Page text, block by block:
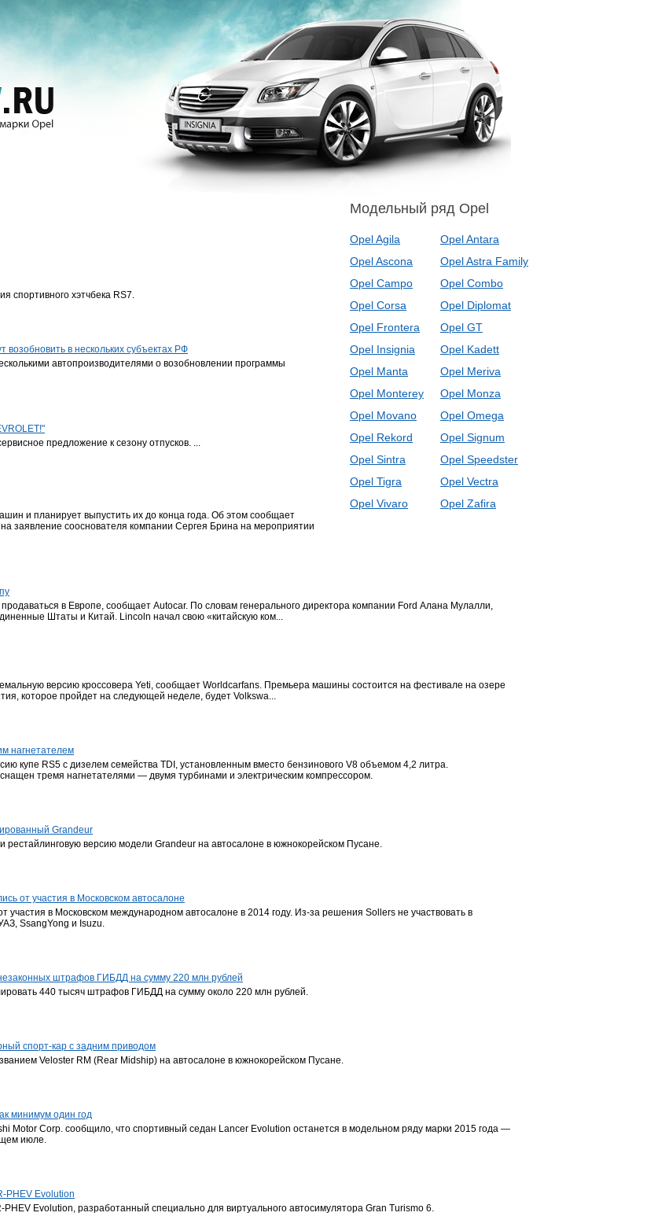
Модельный ряд Opel
Opel Agila
Opel Antara
Opel Ascona
Opel Astra Family
Opel Campo
Opel Combo
Opel Corsa
Opel Diplomat
Opel Frontera
Opel GT
Opel Insignia
Opel Kadett
Opel Manta
Opel Meriva
Opel Monterey
Opel Monza
Opel Movano
Opel Omega
Opel Rekord
Opel Signum
Opel Sintra
Opel Speedster
Opel Tigra
Opel Vectra
Opel Vivaro
Opel Zafira
спортивного хэтчбека RS7.
возобновить в нескольких субъектах РФ
автопроизводителями о возобновлении программы
предложение к сезону отпусков. ...
и планирует выпустить их до конца года. Об этом сообщает
заявление сооснователя компании Сергея Брина на мероприятии
в Европе, сообщает Autocar. По словам генерального директора компании Ford Алана Мулалли,
Штаты и Китай. Lincoln начал свою «китайскую ком...
версию кроссовера Yeti, сообщает Worldcarfans. Премьера машины состоится на фестивале на озере
которое пройдет на следующей неделе, будет Volkswa...
нагнетателем
купе RS5 с дизелем семейства TDI, установленным вместо бензинового V8 объемом 4,2 литра.
тремя нагнетателями — двумя турбинами и электрическим компрессором.
Grandeur
рестайлинговую версию модели Grandeur на автосалоне в южнокорейском Пусане.
от участия в Московском автосалоне
участия в Московском международном автосалоне в 2014 году. Из-за решения Sollers не участвовать в
SsangYong и Isuzu.
штрафов ГИБДД на сумму 220 млн рублей
440 тысяч штрафов ГИБДД на сумму около 220 млн рублей.
спорт-кар с задним приводом
Veloster RM (Rear Midship) на автосалоне в южнокорейском Пусане.
минимум один год
Motor Corp. сообщило, что спортивный седан Lancer Evolution останется в модельном ряду марки 2015 года —
июле.
PHEV Evolution
Evolution, разработанный специально для виртуального автосимулятора Gran Turismo 6.